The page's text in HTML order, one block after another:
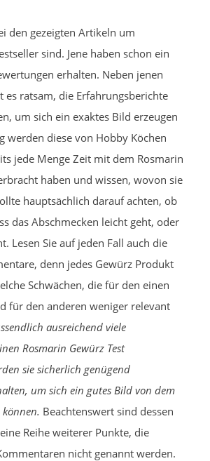
den gezeigten Artikeln um
sind. Jene haben schon ein
erhalten. Neben jenen
es ratsam, die Erfahrungsberichte
um sich ein exaktes Bild erzeugen
werden diese von Hobby Köchen
jede Menge Zeit mit dem Rosmarin
haben und wissen, wovon sie
hauptsächlich darauf achten, ob
das Abschmecken leicht geht, oder
Lesen Sie auf jeden Fall auch die
denn jedes Gewürz Produkt
Schwächen, die für den einen
für den anderen weniger relevant
ausreichend viele
Rosmarin Gewürz Test
sie sicherlich genügend
um sich ein gutes Bild von dem
Beachtenswert sind dessen
Reihe weiterer Punkte, die
nicht genannt werden.